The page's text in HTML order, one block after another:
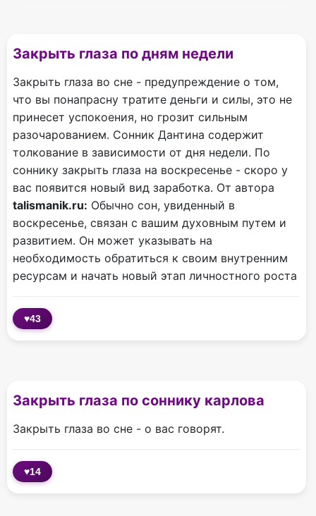
Закрыть глаза по дням недели
Закрыть глаза во сне - предупреждение о том,
что вы понапрасну тратите деньги и силы, это не
принесет успокоения, но грозит сильным
разочарованием. Сонник Дантина содержит
толкование в зависимости от дня недели. По
соннику закрыть глаза на воскресенье - скоро у
вас появится новый вид заработка. От автора
talismanik.ru: Обычно сон, увиденный в
воскресенье, связан с вашим духовным путем и
развитием. Он может указывать на
необходимость обратиться к своим внутренним
ресурсам и начать новый этап личностного роста
♥43
Закрыть глаза по соннику карлова
Закрыть глаза во сне - о вас говорят.
♥14